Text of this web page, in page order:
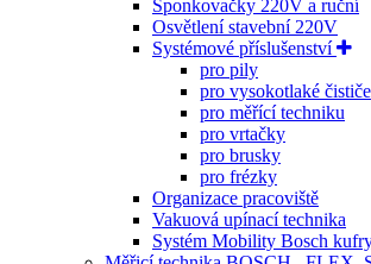
Sponkovačky 220V a ruční
Osvětlení stavební 220V
Systémové příslušenství
pro pily
pro vysokotlaké čističe
pro měřící techniku
pro vrtačky
pro brusky
pro frézky
Organizace pracoviště
Vakuová upínací technika
Systém Mobility Bosch